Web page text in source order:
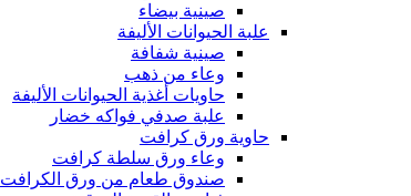
صينية بيضاء
علبة الحيوانات الأليفة
صينية شفافة
وعاء من ذهب
حاويات أغذية الحيوانات الأليفة
علبة صدفي فواكه خضار
حاوية ورق كرافت
وعاء ورق سلطة كرافت
صندوق طعام من ورق الكرافت